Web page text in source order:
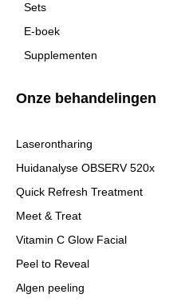
Sets
E-boek
Supplementen
Onze behandelingen
Laserontharing
Huidanalyse OBSERV 520x
Quick Refresh Treatment
Meet & Treat
Vitamin C Glow Facial
Peel to Reveal
Algen peeling